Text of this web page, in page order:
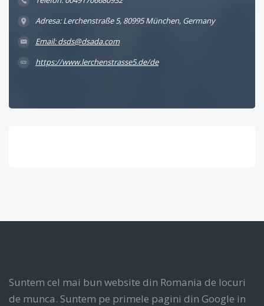
Adresa: Lerchenstraße 5, 80995 München, Germany
Email: dsds@dsada.com
https://www.lerchenstrasse5.de/de
Suntem cel mai bun website din Romania de locuri
de munca. Suntem pe primele pagini din Google in